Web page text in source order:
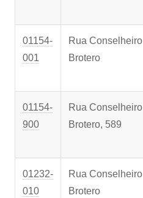
01154-
001
Rua Conselheiro
Brotero
01154-
900
Rua Conselheiro
Brotero, 589
01232-
010
Rua Conselheiro
Brotero